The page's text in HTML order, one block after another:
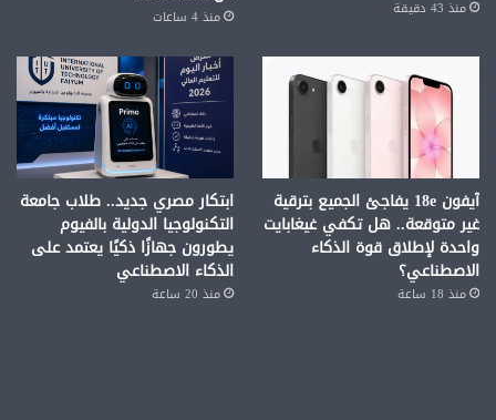
منذ 43 دقيقة منذ 4 ساعات
آيفون 18e يفاجئ الجميع بترقية
غير متوقعة.. هل تكفي غيغابايت
واحدة لإطلاق قوة الذكاء
الاصطناعي؟
منذ 18 ساعة
ابتكار مصري جديد.. طلاب جامعة
التكنولوجيا الدولية بالفيوم
يطورون جهازًا ذكيًا يعتمد على
الذكاء الاصطناعي
منذ 20 ساعة